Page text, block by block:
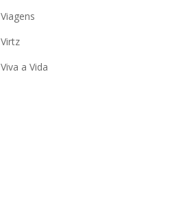
Viagens
Virtz
Viva a Vida